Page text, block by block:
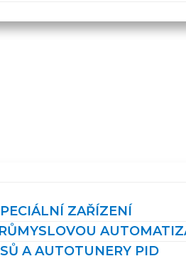
ZAŘÍZENÍ
A AUTOTUNERY PID